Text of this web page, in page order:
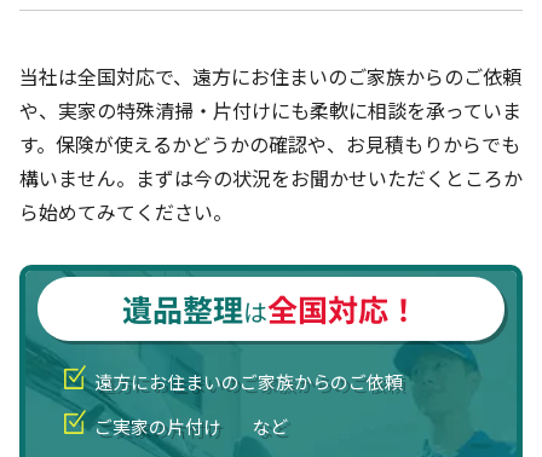
当社は全国対応で、遠方にお住まいのご家族からのご依頼
や、実家の特殊清掃・片付けにも柔軟に相談を承っていま
す。保険が使えるかどうかの確認や、お見積もりからでも
構いません。まずは今の状況をお聞かせいただくところか
ら始めてみてください。
遺品整理は全国対応！
遠方にお住まいのご家族からのご依頼
ご実家の片付け
など